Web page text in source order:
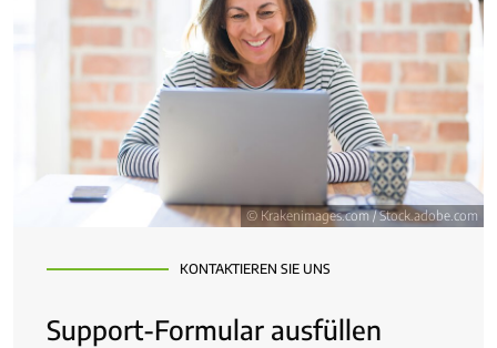
© Krakenimages.com / Stock.adobe.com
KONTAKTIEREN SIE UNS
Support-Formular ausfüllen